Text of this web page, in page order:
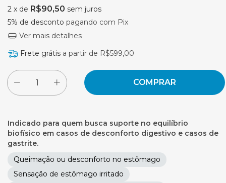
2 x de R$90,50 sem juros
5% de desconto pagando com Pix
Ver mais detalhes
Frete grátis a partir de R$599,00
Indicado para quem busca suporte no equilíbrio
biofísico em casos de desconforto digestivo e casos de
gastrite.
Queimação ou desconforto no estômago
Sensação de estômago irritado